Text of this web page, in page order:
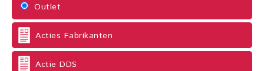
Outlet
Acties Fabrikanten
Actie DDS